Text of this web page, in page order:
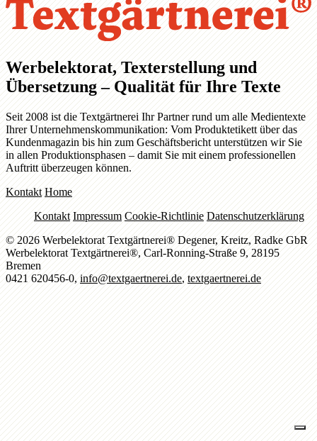
Werbelektorat, Texterstellung und
Übersetzung – Qualität für Ihre Texte
Seit 2008 ist die Textgärtnerei Ihr Partner rund um alle Medientexte
Ihrer Unternehmenskommunikation: Vom Produktetikett über das
Kundenmagazin bis hin zum Geschäftsbericht unterstützen wir Sie
in allen Produktionsphasen – damit Sie mit einem professionellen
Auftritt überzeugen können.
Kontakt Home
Kontakt Impressum Cookie-Richtlinie Datenschutzerklärung
© 2026 Werbelektorat Textgärtnerei® Degener, Kreitz, Radke GbR
Werbelektorat Textgärtnerei®, Carl-Ronning-Straße 9, 28195
Bremen
0421 620456-0,info@textgaertnerei.de,textgaertnerei.de